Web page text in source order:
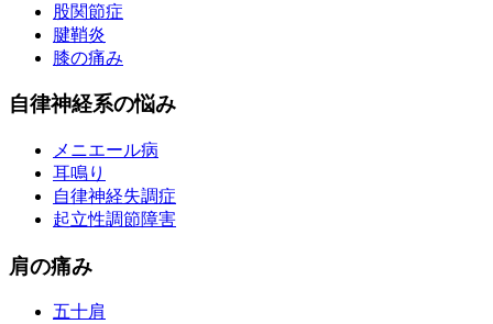
股関節症
腱鞘炎
膝の痛み
自律神経系の悩み
メニエール病
耳鳴り
自律神経失調症
起立性調節障害
肩の痛み
五十肩